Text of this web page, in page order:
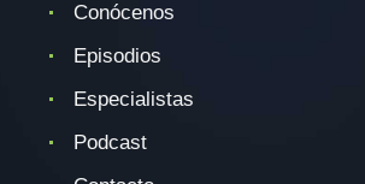
Conócenos
Episodios
Especialistas
Podcast